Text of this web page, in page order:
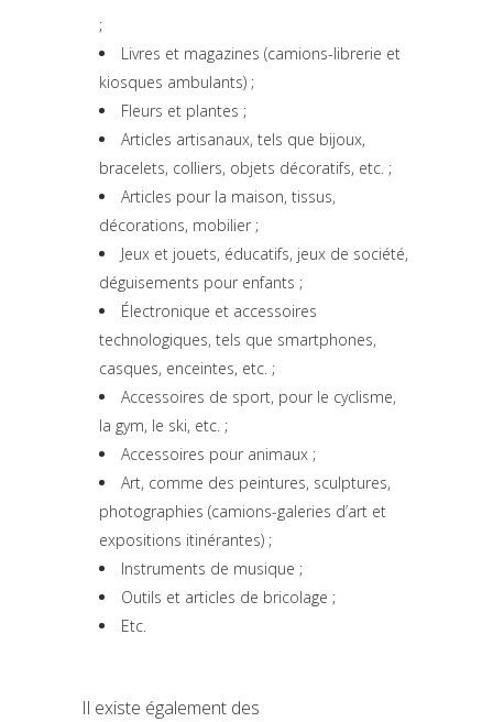
;
Livres et magazines (camions-librerie et
kiosques ambulants) ;
Fleurs et plantes ;
Articles artisanaux, tels que bijoux,
bracelets, colliers, objets décoratifs, etc. ;
Articles pour la maison, tissus,
décorations, mobilier ;
Jeux et jouets, éducatifs, jeux de société,
déguisements pour enfants ;
Électronique et accessoires
technologiques, tels que smartphones,
casques, enceintes, etc. ;
Accessoires de sport, pour le cyclisme,
la gym, le ski, etc. ;
Accessoires pour animaux ;
Art, comme des peintures, sculptures,
photographies (camions-galeries d’art et
expositions itinérantes) ;
Instruments de musique ;
Outils et articles de bricolage ;
Etc.
Il existe également des